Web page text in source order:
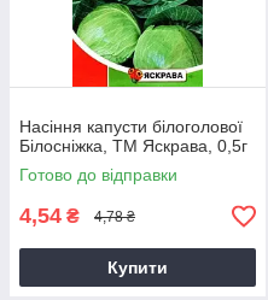
Насіння капусти білоголової
Бiлоснiжка, ТМ Яскрава, 0,5г
Готово до відправки
4,54 ₴ 4,78 ₴
Купити